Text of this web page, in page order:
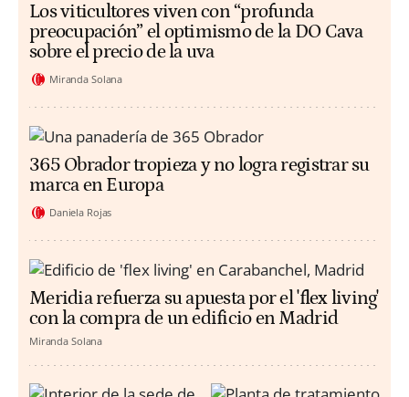
Los viticultores viven con “profunda
preocupación” el optimismo de la DO Cava
sobre el precio de la uva
Miranda Solana
365 Obrador tropieza y no logra registrar su
marca en Europa
Daniela Rojas
Meridia refuerza su apuesta por el 'flex living'
con la compra de un edificio en Madrid
Miranda Solana